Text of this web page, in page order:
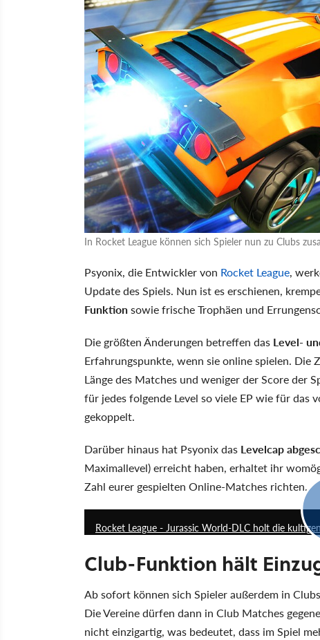
In Rocket League können sich Spieler nun zu Clubs
Psyonix, die Entwickler von Rocket League,
Update des Spiels. Nun ist es erschienen,
Funktionsowie frische Trophäen und
Die größten Änderungen betreffen das Level-
Erfahrungspunkte, wenn sie online spielen. Die
Länge des Matches und weniger der Score der
für jedes folgende Level so viele EP wie für das
gekoppelt.
Darüber hinaus hat Psyonix das Levelcap
Maximallevel) erreicht haben, erhaltet ihr
Zahl eurer gespielten Online-Matches richten.
Rocket League - Jurassic World-DLC holt die
Club-Funktion hält
Ab sofort können sich Spieler außerdem in
Die Vereine dürfen dann in Club Matches
nicht einzigartig, was bedeutet, dass im Spiel